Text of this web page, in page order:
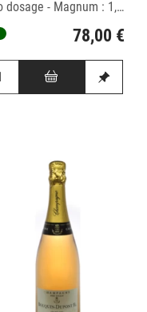
zéro dosage - Magnum : 1,5L
78,00 €